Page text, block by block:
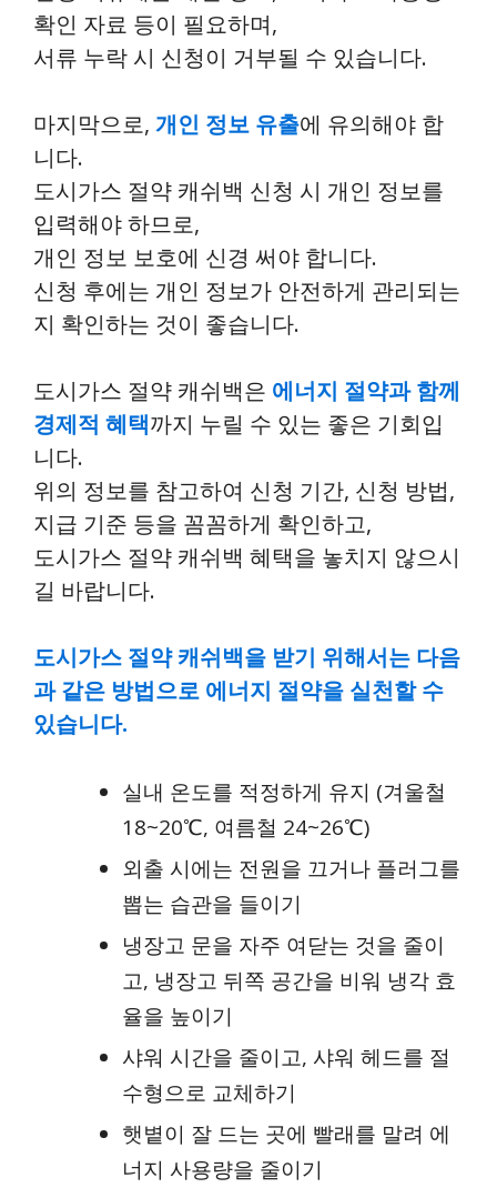
확인 자료 등이 필요하며,
서류 누락 시 신청이 거부될 수 있습니다.
마지막으로, 개인 정보 유출에 유의해야 합
니다.
도시가스 절약 캐쉬백 신청 시 개인 정보를
입력해야 하므로,
개인 정보 보호에 신경 써야 합니다.
신청 후에는 개인 정보가 안전하게 관리되는
지 확인하는 것이 좋습니다.
도시가스 절약 캐쉬백은 에너지 절약과 함께
경제적 혜택까지 누릴 수 있는 좋은 기회입
니다.
위의 정보를 참고하여 신청 기간, 신청 방법,
지급 기준 등을 꼼꼼하게 확인하고,
도시가스 절약 캐쉬백 혜택을 놓치지 않으시
길 바랍니다.
도시가스 절약 캐쉬백을 받기 위해서는 다음
과 같은 방법으로 에너지 절약을 실천할 수
있습니다.
실내 온도를 적정하게 유지 (겨울철
18~20℃, 여름철 24~26℃)
외출 시에는 전원을 끄거나 플러그를
뽑는 습관을 들이기
냉장고 문을 자주 여닫는 것을 줄이
고, 냉장고 뒤쪽 공간을 비워 냉각 효
율을 높이기
샤워 시간을 줄이고, 샤워 헤드를 절
수형으로 교체하기
햇볕이 잘 드는 곳에 빨래를 말려 에
너지 사용량을 줄이기